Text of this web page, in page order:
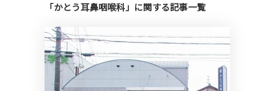
「かとう耳鼻咽喉科」に関する記事一覧